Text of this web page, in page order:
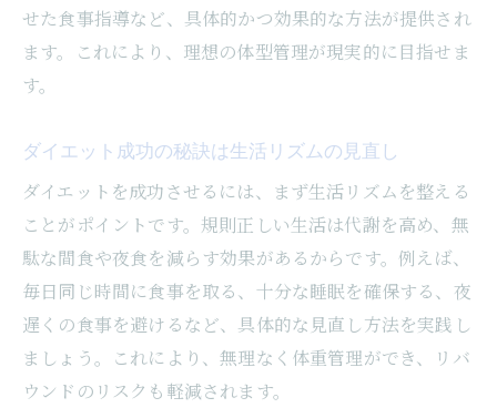
勝どきで注目のパーソナルトレーニング体
験
トレーナーによる個別指導のメリット
筋肉を守りながら痩せるための工夫とは
ダイエットで筋肉を維持する食事管理法
ピラティスと筋トレで美しく痩せるコツ
リバウンドを防ぐための筋肉維持術
女性が実践したい筋肉を守るダイエット習
慣
せた食事指導など、具体的かつ効果的な方法が提供され
ます。これにより、理想の体型管理が現実的に目指せま
す。
ダイエット成功の秘訣は生活リズムの見直し
ダイエットを成功させるには、まず生活リズムを整える
ことがポイントです。規則正しい生活は代謝を高め、無
駄な間食や夜食を減らす効果があるからです。例えば、
毎日同じ時間に食事を取る、十分な睡眠を確保する、夜
遅くの食事を避けるなど、具体的な見直し方法を実践し
ましょう。これにより、無理なく体重管理ができ、リバ
ウンドのリスクも軽減されます。